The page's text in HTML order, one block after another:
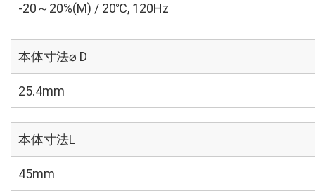
-20～20%(M) / 20℃, 120Hz
本体寸法⌀ D
25.4mm
本体寸法L
45mm